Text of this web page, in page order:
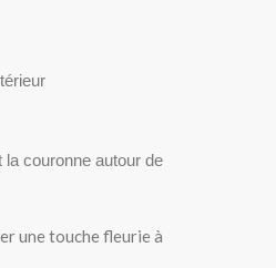
la couronne autour de
une touche fleurie à